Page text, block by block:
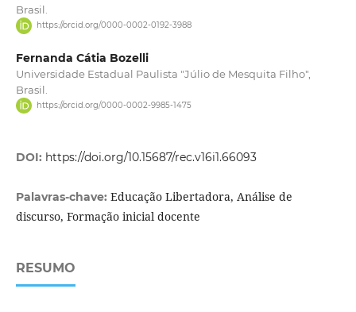
Brasil.
https://orcid.org/0000-0002-0192-3988
Fernanda Cátia Bozelli
Universidade Estadual Paulista "Júlio de Mesquita Filho",
Brasil.
https://orcid.org/0000-0002-9985-1475
DOI: https://doi.org/10.15687/rec.v16i1.66093
Palavras-chave: Educação Libertadora, Análise de
discurso, Formação inicial docente
RESUMO